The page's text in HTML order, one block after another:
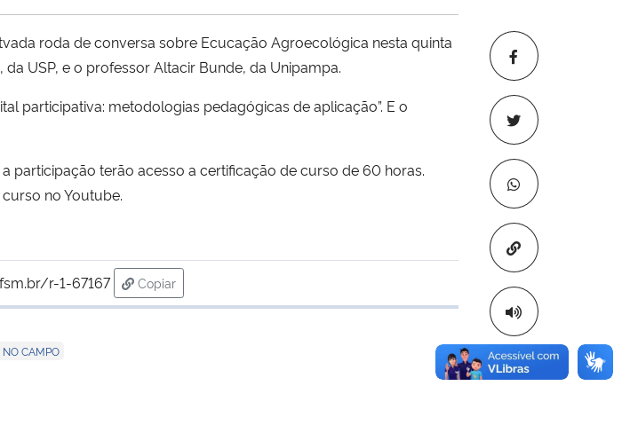
Copiar para
roda de conversa sobre Ecucação Agroecológica nesta quinta
USP, e o professor Altacir Bunde, da Unipampa.
participativa: metodologias pedagógicas de aplicação”. E o
participação terão acesso a certificação de curso de 60 horas.
no Youtube.
r-1-67167
Copiar
para área de transferência
CAMPO